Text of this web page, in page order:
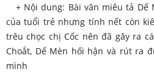
+ Nội dung: Bài văn miêu tả Dế
của tuổi trẻ nhưng tính nết còn
trêu chọc chị Cốc nên đã gây ra
Choắt, Dế Mèn hối hận và rút ra
mình